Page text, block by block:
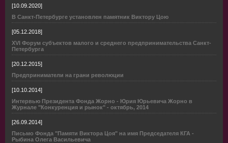
[10.09.2020]
В Санкт-Петербурге установлен памятник Виктору Цою
[05.12.2018]
XVI Форум субъектов малого и среднего предпринимательства Санкт-
Петербурга
[20.12.2015]
Предприниматели на грани революции
[10.10.2014]
Интервью Президента Фонда Жорно - Юрия Юрьевича Жорно в
Журнале "Конкуренция и рынок" - октябрь, 2014
[26.09.2014]
Письмо Фонда "Памяти Виктора Цоя" на имя Председателя КГА -
Рыбина Олега Васильевича